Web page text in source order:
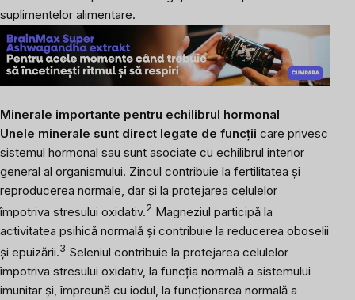
suplimentelor alimentare.
Minerale importante pentru echilibrul hormonal
Unele minerale sunt direct legate de funcții care privesc
sistemul hormonal sau sunt asociate cu echilibrul interior
general al organismului. Zincul contribuie la fertilitatea și
reproducerea normale, dar și la protejarea celulelor
împotriva stresului oxidativ.2 Magneziul participă la
activitatea psihică normală și contribuie la reducerea oboselii
și epuizării.3 Seleniul contribuie la protejarea celulelor
împotriva stresului oxidativ, la funcția normală a sistemului
imunitar și, împreună cu iodul, la funcționarea normală a